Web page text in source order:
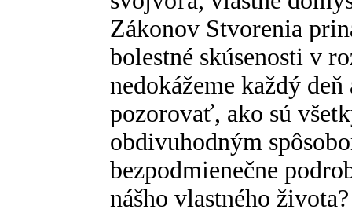
Zákonov Stvorenia
bolestné skúsenosti v
nedokážeme každý
pozorovať, ako sú
obdivuhodným
bezpodmienečne
nášho vlastného života?